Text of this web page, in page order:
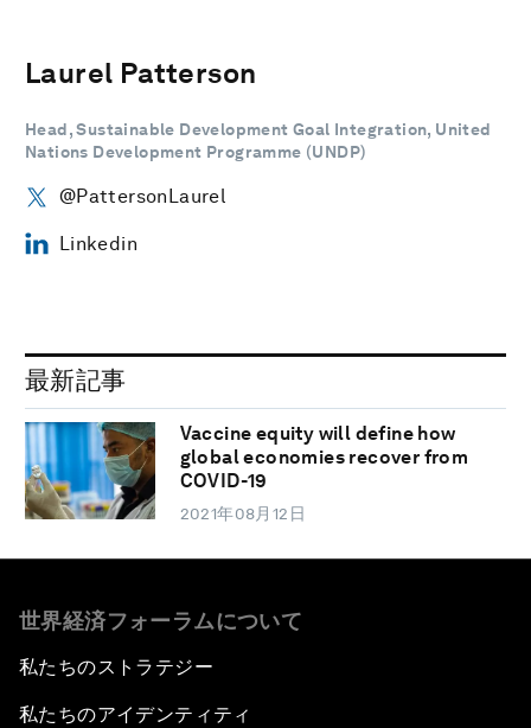
Laurel Patterson
Head, Sustainable Development Goal Integration, United
Nations Development Programme (UNDP)
@PattersonLaurel
Linkedin
最新記事
Vaccine equity will define how
global economies recover from
COVID-19
2021年08月12日
世界経済フォーラムについて
私たちのストラテジー
私たちのアイデンティティ